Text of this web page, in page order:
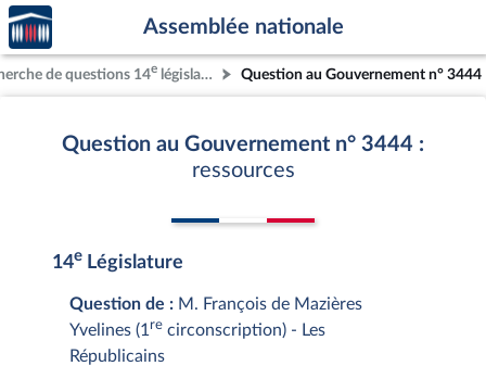
Aller au contenu
Aller en bas de la page
Accèder
à la
page
d'accueil
Assemblée nationale
de questions 14e législature Question au Gouvernement n° 3444
Question au Gouvernement n° 3444 :
ressources
14e Législature
Question de : M. François de Mazières
Yvelines (1 re circonscription) - Les
Républicains